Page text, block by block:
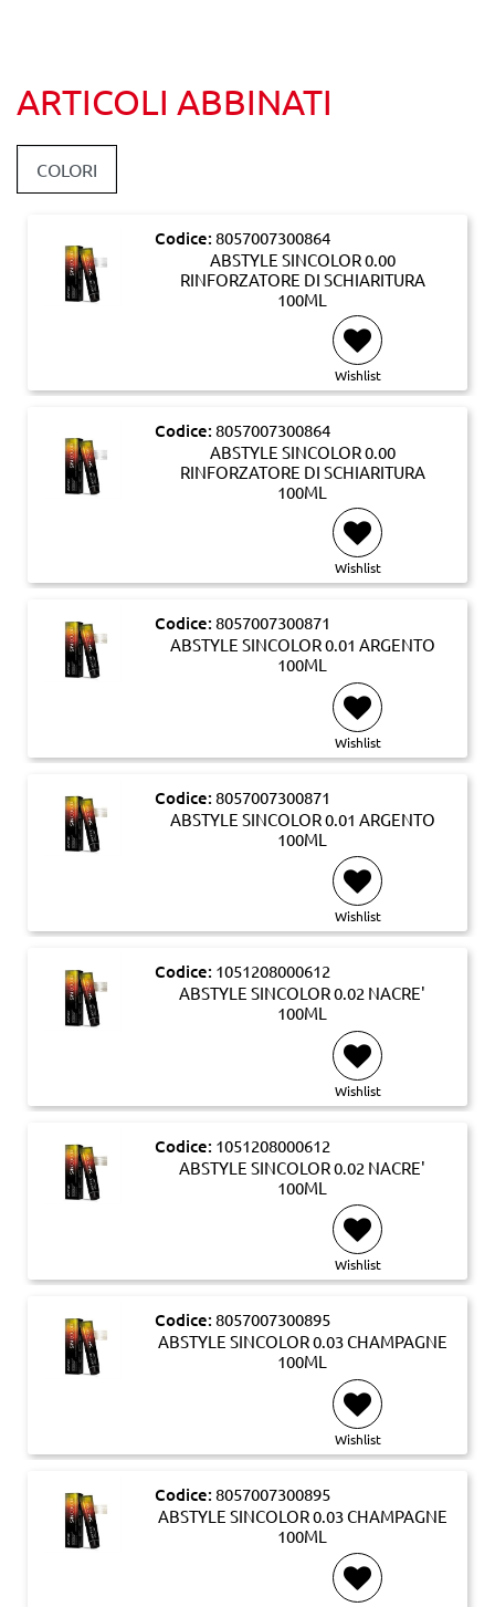
ARTICOLI ABBINATI
COLORI
Codice: 8057007300864
ABSTYLE SINCOLOR 0.00
RINFORZATORE DI SCHIARITURA
100ML
Wishlist
Codice: 8057007300864
ABSTYLE SINCOLOR 0.00
RINFORZATORE DI SCHIARITURA
100ML
Wishlist
Codice: 8057007300871
ABSTYLE SINCOLOR 0.01 ARGENTO
100ML
Wishlist
Codice: 8057007300871
ABSTYLE SINCOLOR 0.01 ARGENTO
100ML
Wishlist
Codice: 1051208000612
ABSTYLE SINCOLOR 0.02 NACRE'
100ML
Wishlist
Codice: 1051208000612
ABSTYLE SINCOLOR 0.02 NACRE'
100ML
Wishlist
Codice: 8057007300895
ABSTYLE SINCOLOR 0.03 CHAMPAGNE
100ML
Wishlist
Codice: 8057007300895
ABSTYLE SINCOLOR 0.03 CHAMPAGNE
100ML